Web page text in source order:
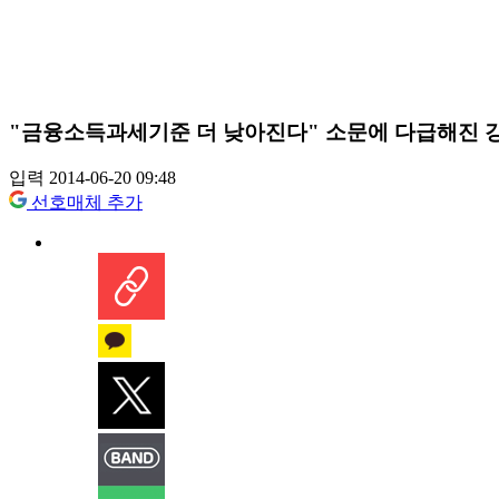
"금융소득과세기준 더 낮아진다" 소문에 다급해진
입력 2014-06-20 09:48
선호매체 추가